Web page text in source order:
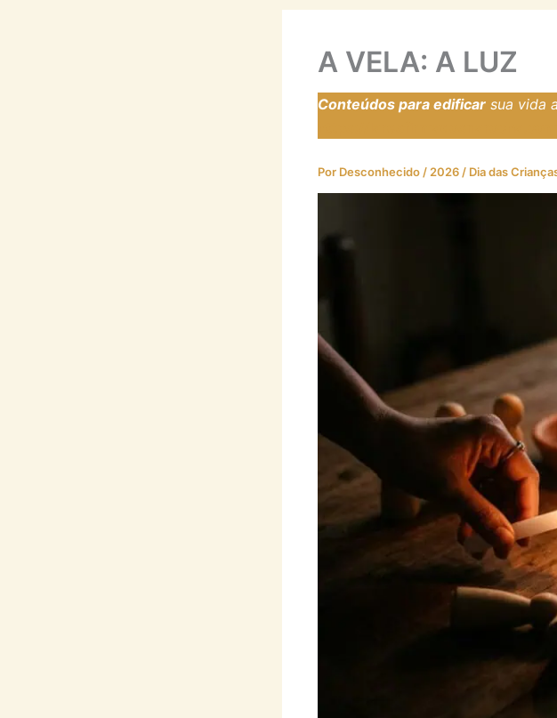
A VELA: A LUZ
Conteúdos para edificar sua vida
Por Desconhecido / 2026 / Dia das